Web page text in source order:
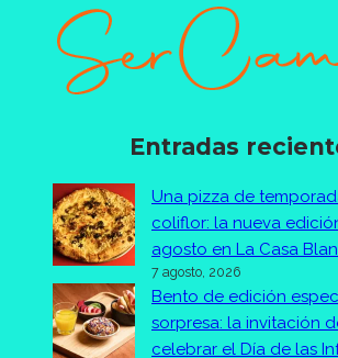
Entradas
Una pizza de
coliflor: la nueva
agosto en La Casa
7 agosto, 2026
Bento de edición
sorpresa: la invitación
celebrar el Día de las